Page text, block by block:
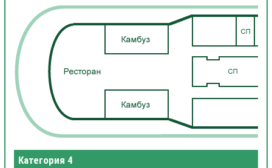
Категория 4